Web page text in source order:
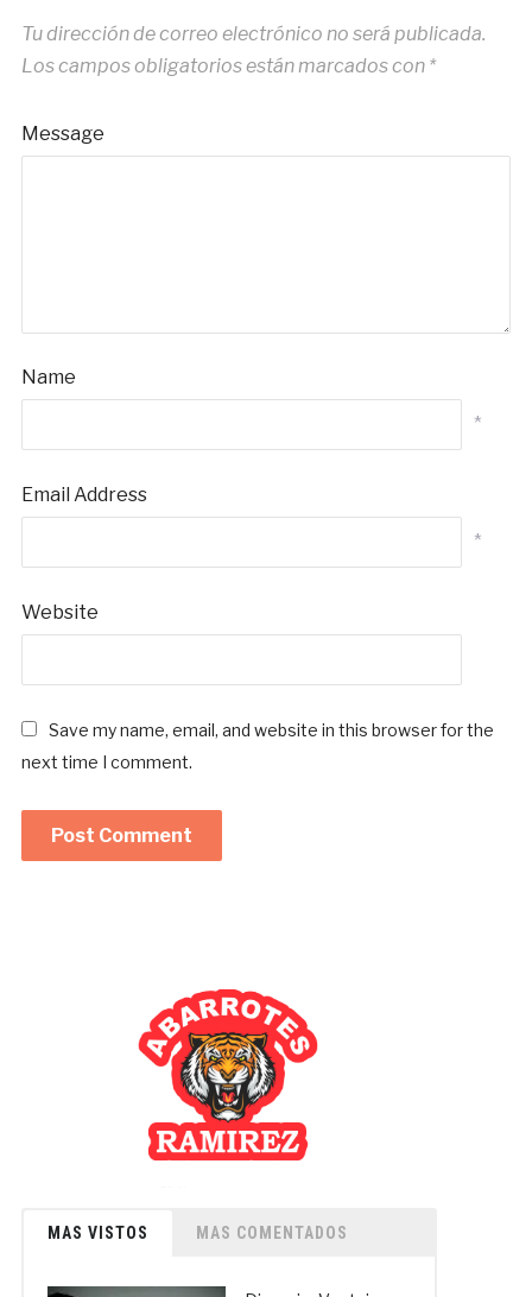
Tu dirección de correo electrónico no será publicada.
Los campos obligatorios están marcados con *
Message
Name
*
Email Address
*
Website
Save my name, email, and website in this browser for the
next time I comment.
MAS VISTOS MAS COMENTADOS